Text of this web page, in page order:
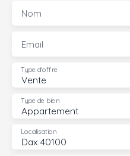
Nom
Email
Vente
Type d'offre
Appartement
Type de bien
Dax 40100
Localisation